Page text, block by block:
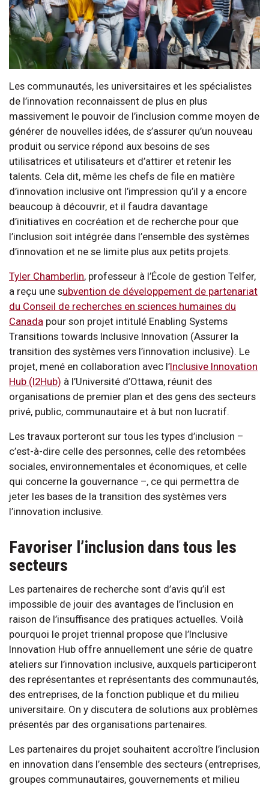
Les communautés, les universitaires et les spécialistes
de l’innovation reconnaissent de plus en plus
massivement le pouvoir de l’inclusion comme moyen de
générer de nouvelles idées, de s’assurer qu’un nouveau
produit ou service répond aux besoins de ses
utilisatrices et utilisateurs et d’attirer et retenir les
talents. Cela dit, même les chefs de file en matière
d’innovation inclusive ont l’impression qu’il y a encore
beaucoup à découvrir, et il faudra davantage
d’initiatives en cocréation et de recherche pour que
l’inclusion soit intégrée dans l’ensemble des systèmes
d’innovation et ne se limite plus aux petits projets.
Tyler Chamberlin, professeur à l’École de gestion Telfer,
a reçu une subvention de développement de partenariat
du Conseil de recherches en sciences humaines du
Canada pour son projet intitulé Enabling Systems
Transitions towards Inclusive Innovation (Assurer la
transition des systèmes vers l’innovation inclusive). Le
projet, mené en collaboration avec l’Inclusive Innovation
Hub (I2Hub) à l’Université d’Ottawa, réunit des
organisations de premier plan et des gens des secteurs
privé, public, communautaire et à but non lucratif.
Les travaux porteront sur tous les types d’inclusion –
c’est-à-dire celle des personnes, celle des retombées
sociales, environnementales et économiques, et celle
qui concerne la gouvernance –, ce qui permettra de
jeter les bases de la transition des systèmes vers
l’innovation inclusive.
Favoriser l’inclusion dans tous les
secteurs
Les partenaires de recherche sont d’avis qu’il est
impossible de jouir des avantages de l’inclusion en
raison de l’insuffisance des pratiques actuelles. Voilà
pourquoi le projet triennal propose que l’Inclusive
Innovation Hub offre annuellement une série de quatre
ateliers sur l’innovation inclusive, auxquels participeront
des représentantes et représentants des communautés,
des entreprises, de la fonction publique et du milieu
universitaire. On y discutera de solutions aux problèmes
présentés par des organisations partenaires.
Les partenaires du projet souhaitent accroître l’inclusion
en innovation dans l’ensemble des secteurs (entreprises,
groupes communautaires, gouvernements et milieu